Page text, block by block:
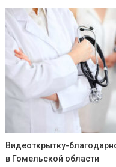
Видеоткрытку-
в Гомельской области